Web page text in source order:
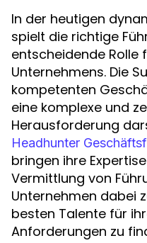
In der heutigen
spielt die richtige
entscheidende Rolle
Unternehmens. Die
kompetenten
eine komplexe und
Herausforderung
Headhunter
bringen ihre
Vermittlung von
Unternehmen dabei
besten Talente für
Anforderungen zu